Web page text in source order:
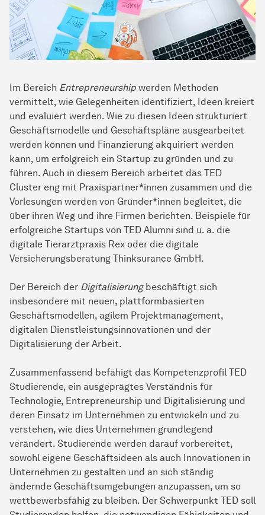
Im Bereich Entrepreneurship werden Methoden
vermittelt, wie Gelegenheiten identifiziert, Ideen kreiert
und evaluiert werden. Wie zu diesen Ideen strukturiert
Geschäftsmodelle und Geschäftspläne ausgearbeitet
werden können und Finanzierung akquiriert werden
kann, um erfolgreich ein Startup zu gründen und zu
führen. Auch in diesem Bereich arbeitet das TED
Cluster eng mit Praxispartner*innen zusammen und die
Vorlesungen werden von Gründer*innen begleitet, die
über ihren Weg und ihre Firmen berichten. Beispiele für
erfolgreiche Startups von TED Alumni sind u. a. die
digitale Tierarztpraxis Rex oder die digitale
Versicherungsberatung Thinksurance GmbH.
Der Bereich der Digitalisierungbeschäftigt sich
insbesondere mit neuen, plattformbasierten
Geschäftsmodellen, agilem Projektmanagement,
digitalen Dienst­lei­stungs­inno­va­tionen und der
Digitalisierung der Arbeit.
Zusammenfassend befähigt das Kompetenzprofil TED
Studierende, ein ausgeprägtes Verständnis für
Technologie, Entrepreneurship und Digitalisierung und
deren Einsatz im Unternehmen zu entwickeln und zu
verstehen, wie dies Unternehmen grundlegend
verändert. Studierende werden darauf vorbereitet,
sowohl eigene Geschäftsideen als auch Innovationen in
Unternehmen zu gestalten und an sich ständig
ändernde Geschäftsumgebungen anzupassen, um so
wettbewerbsfähig zu bleiben. Der Schwerpunkt TED soll